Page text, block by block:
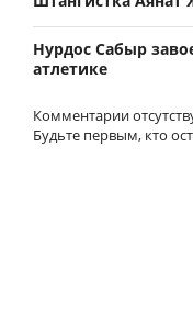
Нурдос Сабыр
атлетике
Комментарии
Будьте первым, кто